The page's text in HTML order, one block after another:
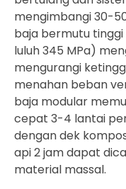
mengimbangi 30-
baja bermutu tinggi
luluh 345 MPa)
mengurangi
menahan beban
baja modular
cepat 3-4 lantai
dengan dek
api 2 jam dapat
material massal.